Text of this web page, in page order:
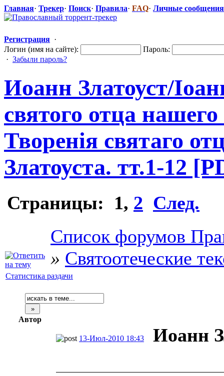
Главная· Трекер· Поиск· Правила· FAQ· Личные сообщения
Регистрация ·
Логин (имя на сайте):
Пароль:
· Забыли пароль?
Иоанн Златоуст/Iоа
святого отца
Творенiя святаго
Златоуста. тт.1-12
Страницы: 1, 2 След.
Список форумов
» Святоотеческие
Статистика раздачи
Автор
13-Июл-2010 18:43 Иоанн